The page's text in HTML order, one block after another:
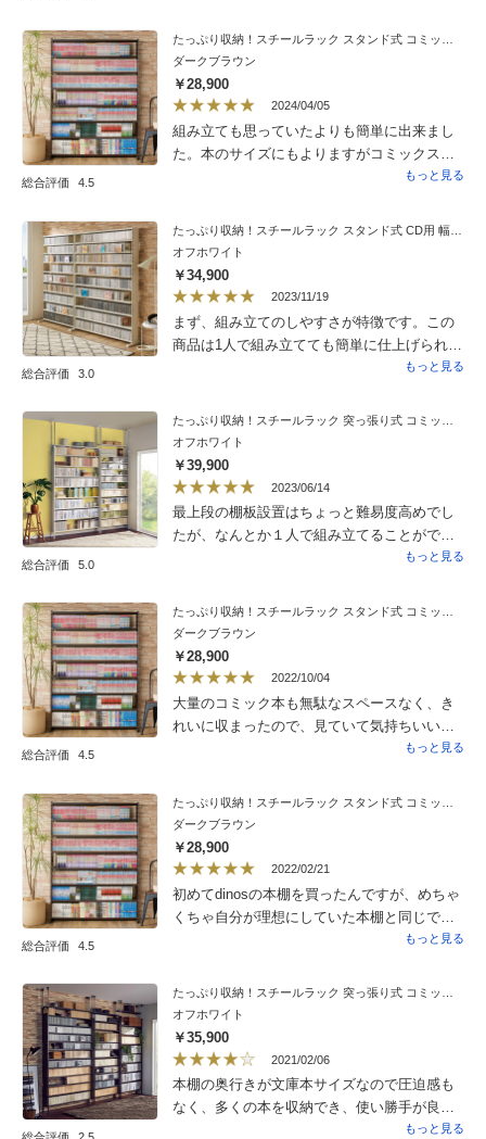
でも簡単でプラスドライバー１本で30分ほど
で組みあがった。別の方が記載されている通
り、両端がＣＤ１〜２枚分のスペース・ロス
になったので、ポリエチレンのジョイント・
マットを100均で買いカッターで切っていれ
た。安価で安定していて、空ＣＤよりも良い
結果となった。残念なことにＣＤはすでに満
総合評価 4.5
ダークブラウン
￥28,900
2024/04/05
組み立ても思っていたよりも簡単に出来まし
た。本のサイズにもよりますがコミックスサ
イズで500冊ほど収納できました。たくさん収
スッキリしています。追加でもう1台購入を検
討しています。
もっと見る
総合評価 3.0
たっぷり収納！スチールラック スタンド式 CD用 幅120cm
オフホワイト
￥34,900
2023/11/19
まず、組み立てのしやすさが特徴です。この
商品は1人で組み立てても簡単に仕上げられま
す。用意する道具もプラスドライバー一本で
れます。そして、CDも容量いっぱいに収納で
きます。また、ラックの材質がスチールとい
う金属なので、カビに強く、そして、耐久性
もかなりの堅牢性を併せ持っていて、一生の
お付き合いになるかもしれません。そして、
CDを収納する時の注意ですが、左右の端が
CDが1枚埋まってしまいますので、市販のCD
いです。CDが1000枚近く入るこのラックでこ
のお値段とパフォーマンスはお買い得です。
きっと、あなたの満足いく商品になると思い
ます。音楽鑑賞の永遠のお供を是非、この商
品にしてみませんか？後悔はしません。
もっと見る
総合評価 5.0
オフホワイト
￥39,900
2023/06/14
最上段の棚板設置はちょっと難易度高めでし
たが、なんとか１人で組み立てることができ
ました。突っ張り棒で固定できるので、壁際
ク用とDVD・ブルーレイ用に２台購入して、
使い勝手と居心地の良い図書室が完成しまし
た♪
もっと見る
総合評価 4.5
ダークブラウン
￥28,900
2022/10/04
大量のコミック本も無駄なスペースなく、き
れいに収まったので、見ていて気持ちいいし
大満足です！組立ても難しいことは無く、2人
増えたら２つ目も購入させていただくと思い
ますので、その時はよろしくお願いします！
もっと見る
総合評価 4.5
ダークブラウン
￥28,900
2022/02/21
初めてdinosの本棚を買ったんですが、めちゃ
くちゃ自分が理想にしていた本棚と同じで良
かった！ 組み立ては1人では難しいかもしれ
ちいいです！
もっと見る
オフホワイト
￥35,900
2021/02/06
本棚の奥行きが文庫本サイズなので圧迫感も
なく、多くの本を収納でき、使い勝手が良い
です。ただ、組み立て（上下の側面板のつな
もっと見る